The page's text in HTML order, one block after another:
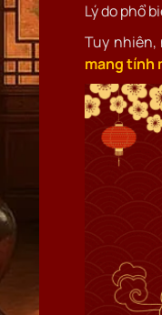
Lý do phổ
Tuy
mang tính